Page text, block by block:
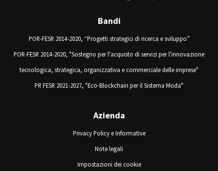
Bandi
POR-FESR 2014-2020, “Progetti strategici di ricerca e sviluppo”
POR-FESR 2014-2020, "Sostegno per l'acquisto di servizi per l'innovazione
tecnologica, strategica, organizzativa e commerciale delle imprese"
PR FESR 2021-2027, "Eco-Blockchain per il Sistema Moda"
Azienda
Privacy Policy e Informative
Note legali
Impostazioni dei cookie